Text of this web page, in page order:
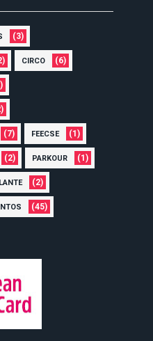
(3)
CIRCO (6)
(7) FEECSE (1)
(2) PARKOUR (1)
(2)
(45)